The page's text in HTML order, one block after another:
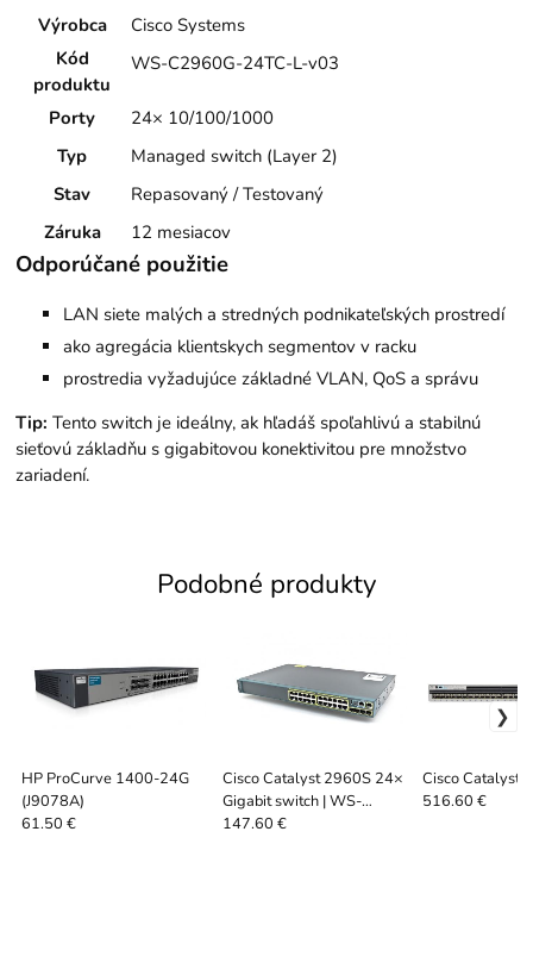
Výrobca
Cisco Systems
Kód
produktu
WS-C2960G-24TC-L-v03
Porty
24× 10/100/1000
Typ
Managed switch (Layer 2)
Stav
Repasovaný / Testovaný
Záruka
12 mesiacov
Odporúčané použitie
LAN siete malých a stredných podnikateľských prostredí
ako agregácia klientskych segmentov v racku
prostredia vyžadujúce základné VLAN, QoS a správu
Tip: Tento switch je ideálny, ak hľadáš spoľahlivú a stabilnú
sieťovú základňu s gigabitovou konektivitou pre množstvo
zariadení.
Podobné produkty
HP ProCurve 1400-24G
(J9078A)
61.50 €
Cisco Catalyst 2960S 24×
Gigabit switch | WS-
C2960S-24TS-L v04 |
147.60 €
Cisco Catalyst
516.60 €